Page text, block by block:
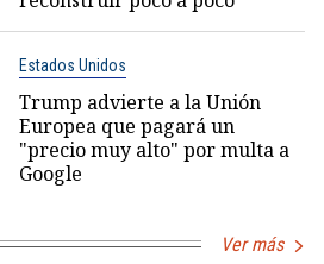
Estados Unidos
Trump advierte a la Unión
Europea que pagará un
"precio muy alto" por multa a
Google
Ver más